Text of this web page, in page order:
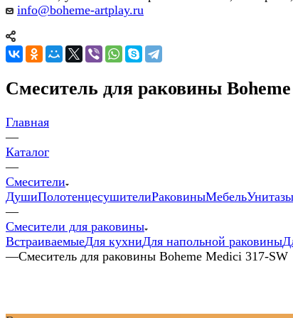
info@boheme-artplay.ru
Смеситель для раковины
Главная
—
Каталог
—
Смесители
ДушиПолотенцесушителиРаковиныМебель
—
Смесители для раковины
ВстраиваемыеДля кухниДля напольной раковины
—Смеситель для раковины Boheme Medici 317-SW